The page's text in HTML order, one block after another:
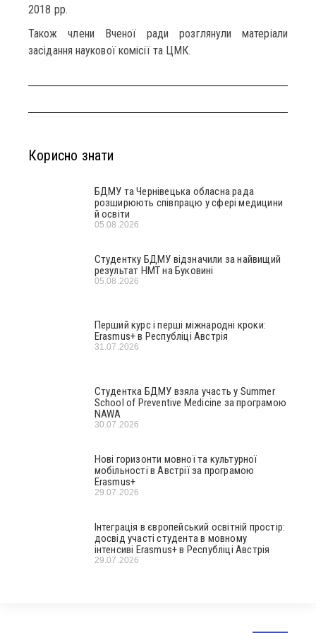
2018 рр.
Також члени Вченої ради розглянули матеріали
засідання наукової комісії та ЦМК.
Корисно знати
БДМУ та Чернівецька обласна рада
розширюють співпрацю у сфері медицини
й освіти
05.08.2026
Студентку БДМУ відзначили за найвищий
результат НМТ на Буковині
05.08.2026
Перший курс і перші міжнародні кроки:
Erasmus+ в Республіці Австрія
31.07.2026
Студентка БДМУ взяла участь у Summer
School of Preventive Medicine за програмою
NAWA
30.07.2026
Нові горизонти мовної та культурної
мобільності в Австрії за програмою
Erasmus+
29.07.2026
Інтеграція в європейський освітній простір:
досвід участі студента в мовному
інтенсиві Erasmus+ в Республіці Австрія
29.07.2026